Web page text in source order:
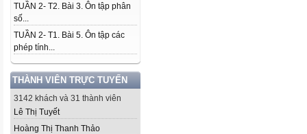
TUẦN 2- T2. Bài 3. Ôn tập phân
số...
TUẦN 2- T1. Bài 5. Ôn tập các
phép tính...
THÀNH VIÊN TRỰC TUYẾN
3142 khách và 31 thành viên
Lê Thị Tuyết
Hoàng Thị Thanh Thảo